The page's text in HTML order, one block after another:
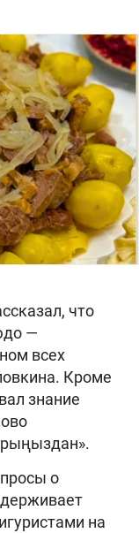
что
—
всех
Кроме
знание
о
на